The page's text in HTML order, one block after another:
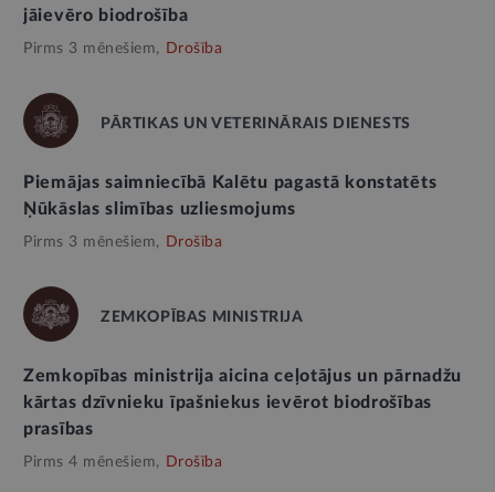
jāievēro biodrošība
Pirms 3 mēnešiem, Drošība
PĀRTIKAS UN VETERINĀRAIS DIENESTS
Piemājas saimniecībā Kalētu pagastā konstatēts
Ņūkāslas slimības uzliesmojums
Pirms 3 mēnešiem, Drošība
ZEMKOPĪBAS MINISTRIJA
Zemkopības ministrija aicina ceļotājus un pārnadžu
kārtas dzīvnieku īpašniekus ievērot biodrošības
prasības
Pirms 4 mēnešiem, Drošība